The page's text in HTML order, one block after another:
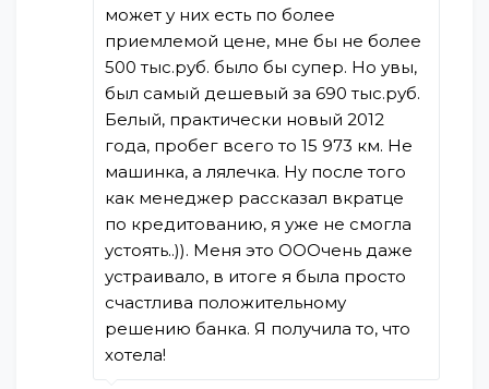
может у них есть по более
приемлемой цене, мне бы не более
500 тыс.руб. было бы супер. Но увы,
был самый дешевый за 690 тыс.руб.
Белый, практически новый 2012
года, пробег всего то 15 973 км. Не
машинка, а лялечка. Ну после того
как менеджер рассказал вкратце
по кредитованию, я уже не смогла
устоять..)). Меня это ОООчень даже
устраивало, в итоге я была просто
счастлива положительному
решению банка. Я получила то, что
хотела!